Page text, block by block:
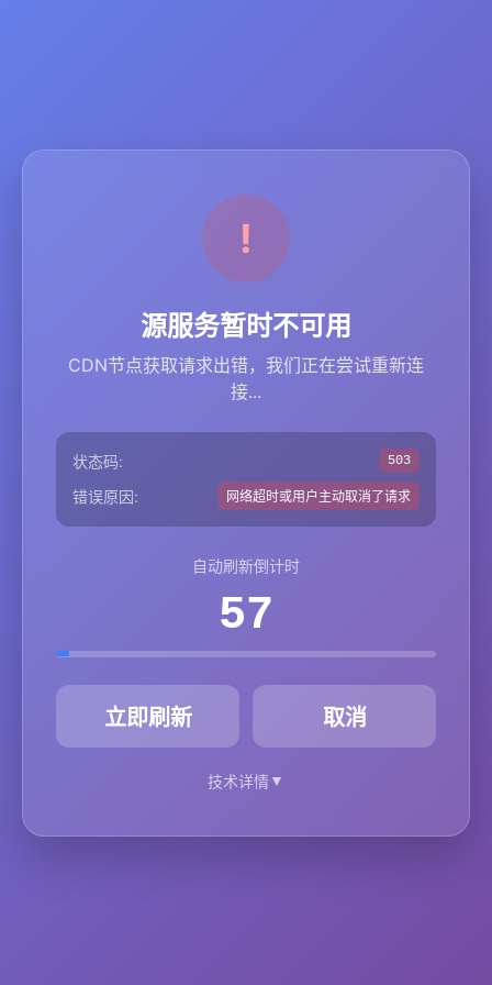
源服务暂时不可用
CDN节点获取请求出错，我们正在尝试重新连
接...
状态码: 503
错误原因: 网络超时或用户主动取消了请求
自动刷新倒计时
57
立即刷新 取消
技术详情▼